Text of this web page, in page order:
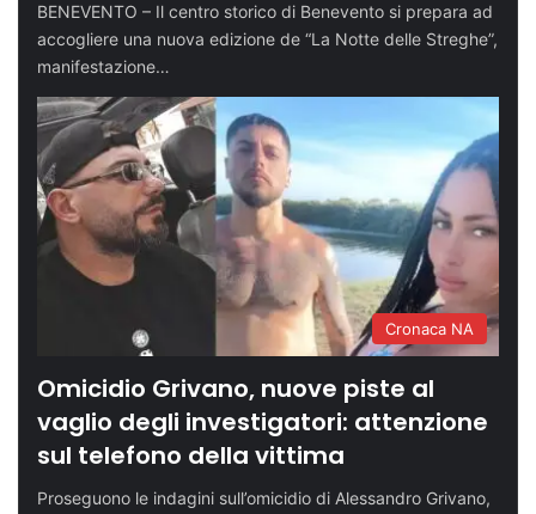
BENEVENTO – Il centro storico di Benevento si prepara ad
accogliere una nuova edizione de “La Notte delle Streghe”,
manifestazione…
Cronaca NA
Omicidio Grivano, nuove piste al
vaglio degli investigatori: attenzione
sul telefono della vittima
Proseguono le indagini sull’omicidio di Alessandro Grivano,